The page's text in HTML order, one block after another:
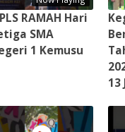
RAMAH Hari
SMA
1 Kemusu
13